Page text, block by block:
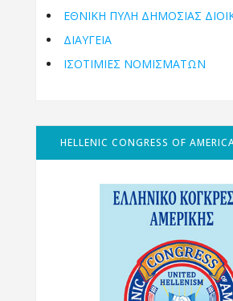
ΕΘΝΙΚΉ ΠΎΛΗ ΔΗΜΌΣΙΑΣ
ΔΙΑΥΓΕΙΑ
ΙΣΟΤΙΜΙΕΣ ΝΟΜΙΣΜΑΤΩΝ
HELLENIC CONGRESS OF